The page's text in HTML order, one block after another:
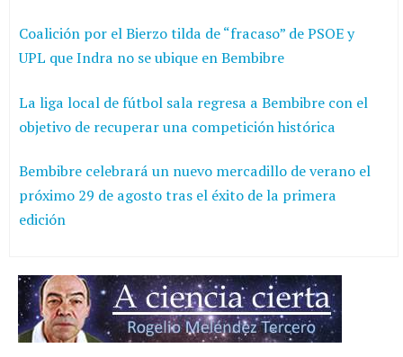
Coalición por el Bierzo tilda de “fracaso” de PSOE y
UPL que Indra no se ubique en Bembibre
La liga local de fútbol sala regresa a Bembibre con el
objetivo de recuperar una competición histórica
Bembibre celebrará un nuevo mercadillo de verano el
próximo 29 de agosto tras el éxito de la primera
edición